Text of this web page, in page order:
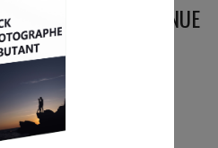
BIENVENUE